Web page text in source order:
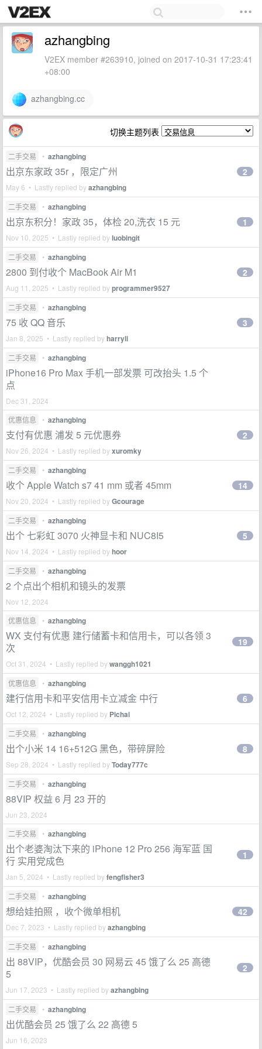
azhangbing
V2EX member #263910, joined on 2017-10-31 17:23:41
+08:00
azhangbing.cc
切换主题列表
二手交易 • azhangbing
出京东家政 35r ，限定广州
May 6 • Lastly replied byazhangbing
2
二手交易 • azhangbing
出京东积分！家政 35，体检 20,洗衣 15 元
Nov 10, 2025 • Lastly replied byluobingit
1
二手交易 • azhangbing
2800 到付收个 MacBook Air M1
Aug 11, 2025 • Lastly replied byprogrammer9527
2
二手交易 • azhangbing
75 收 QQ 音乐
Jan 8, 2025 • Lastly replied byharryli
3
二手交易 • azhangbing
iPhone16 Pro Max 手机一部发票 可改抬头 1.5 个
点
Dec 31, 2024
优惠信息
• azhangbing
支付有优惠 浦发 5 元优惠券
Nov 26, 2024 • Lastly replied byxuromky
2
二手交易 • azhangbing
收个 Apple Watch s7 41 mm 或者 45mm
Nov 20, 2024 • Lastly replied byGcourage
14
二手交易 • azhangbing
出个 七彩虹 3070 火神显卡和 NUC8I5
Nov 14, 2024 • Lastly replied byhoor
5
二手交易 • azhangbing
2 个点出个相机和镜头的发票
Nov 12, 2024
优惠信息
• azhangbing
WX 支付有优惠 建行储蓄卡和信用卡，可以各领 3
次
Oct 31, 2024 • Lastly replied bywanggh1021
19
优惠信息 • azhangbing
建行信用卡和平安信用卡立减金 中行
Oct 12, 2024 • Lastly replied by Pichai
6
二手交易 • azhangbing
出个小米 14 16+512G 黑色，带碎屏险
Sep 28, 2024 • Lastly replied byToday777c
8
二手交易 • azhangbing
88VIP 权益 6 月 23 开的
Jun 23, 2024
二手交易
• azhangbing
出个老婆淘汰下来的 iPhone 12 Pro 256 海军蓝 国
行 实用党成色
Jan 5, 2024 • Lastly replied byfengfisher3
1
二手交易 • azhangbing
想给娃拍照 ，收个微单相机
Dec 7, 2023 • Lastly replied byazhangbing
42
二手交易 • azhangbing
出 88VIP，优酷会员 30 网易云 45 饿了么 25 高德
5
Jun 17, 2023 • Lastly replied byazhangbing
2
二手交易 • azhangbing
出优酷会员 25 饿了么 22 高德 5
Jun 16, 2023